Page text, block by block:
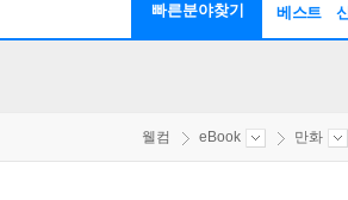
빠른분야찾기 베스트
웰컴 eBook 만화